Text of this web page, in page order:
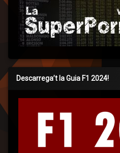
Descarrega’t la Guia F1 2024!